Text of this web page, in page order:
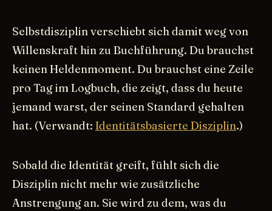
Selbstdisziplin verschiebt sich damit weg von
Willenskraft hin zu Buchführung. Du brauchst
keinen Heldenmoment. Du brauchst eine Zeile
pro Tag im Logbuch, die zeigt, dass du heute
jemand warst, der seinen Standard gehalten
hat. (Verwandt: Identitätsbasierte Disziplin.)
Sobald die Identität greift, fühlt sich die
Disziplin nicht mehr wie zusätzliche
Anstrengung an. Sie wird zu dem, was du